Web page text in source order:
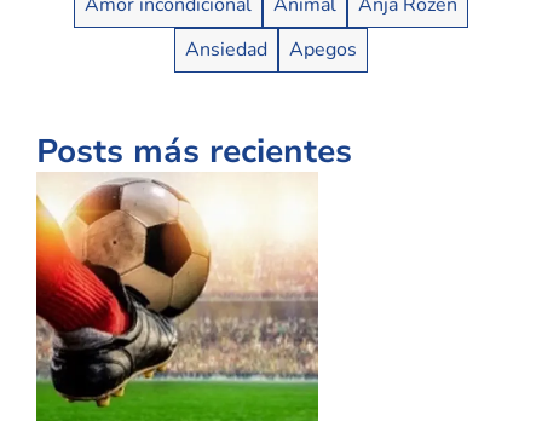
Ansiedad
Apegos
Posts más recientes